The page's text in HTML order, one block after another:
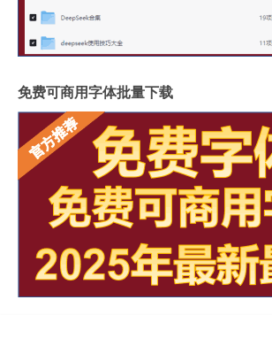
免费可商用字体批量下载